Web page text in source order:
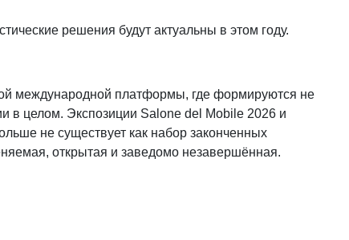
решения будут актуальны в этом году.
международной платформы, где формируются не
в целом. Экспозиции Salone del Mobile 2026 и
не существует как набор законченных
открытая и заведомо незавершённая.